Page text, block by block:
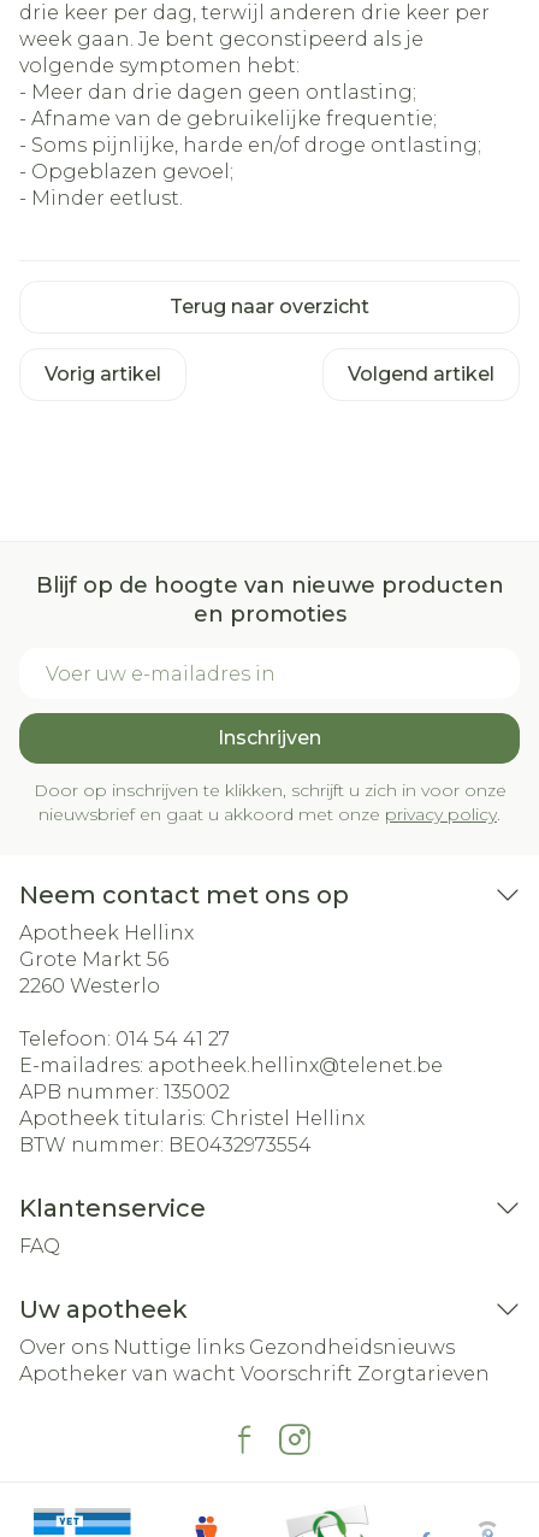
drie keer per dag, terwijl anderen drie keer per
week gaan. Je bent geconstipeerd als je
volgende symptomen hebt:
- Meer dan drie dagen geen ontlasting;
- Afname van de gebruikelijke frequentie;
- Soms pijnlijke, harde en/of droge ontlasting;
- Opgeblazen gevoel;
- Minder eetlust.
Terug naar overzicht
Vorig artikel Volgend artikel
Blijf op de hoogte van nieuwe producten
en promoties
Inschrijven
Door op inschrijven te klikken, schrijft u zich in voor onze
nieuwsbrief en gaat u akkoord met onze privacy policy.
Neem contact met ons op
Apotheek Hellinx
Grote Markt 56
2260 Westerlo
Telefoon: 014 54 41 27
E-mailadres: apotheek.hellinx@telenet.be
APB nummer: 135002
Apotheek titularis: Christel Hellinx
BTW nummer: BE0432973554
Klantenservice
FAQ
Uw apotheek
Over ons Nuttige links Gezondheidsnieuws
Apotheker van wacht Voorschrift Zorgtarieven